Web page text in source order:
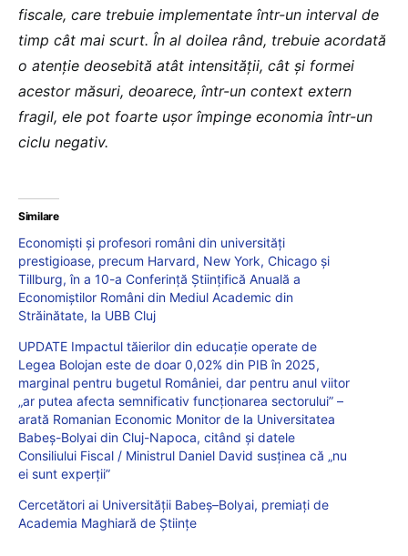
fiscale, care trebuie implementate într-un interval de
timp cât mai scurt. În al doilea rând, trebuie acordată
o atenție deosebită atât intensității, cât și formei
acestor măsuri, deoarece, într-un context extern
fragil, ele pot foarte ușor împinge economia într-un
ciclu negativ.
Similare
Economiști și profesori români din universități
prestigioase, precum Harvard, New York, Chicago și
Tillburg, în a 10-a Conferință Științifică Anuală a
Economiștilor Români din Mediul Academic din
Străinătate, la UBB Cluj
UPDATE Impactul tăierilor din educație operate de
Legea Bolojan este de doar 0,02% din PIB în 2025,
marginal pentru bugetul României, dar pentru anul viitor
„ar putea afecta semnificativ funcționarea sectorului” –
arată Romanian Economic Monitor de la Universitatea
Babeș-Bolyai din Cluj-Napoca, citând și datele
Consiliului Fiscal / Ministrul Daniel David susținea că „nu
ei sunt experții”
Cercetători ai Universității Babeș–Bolyai, premiați de
Academia Maghiară de Științe